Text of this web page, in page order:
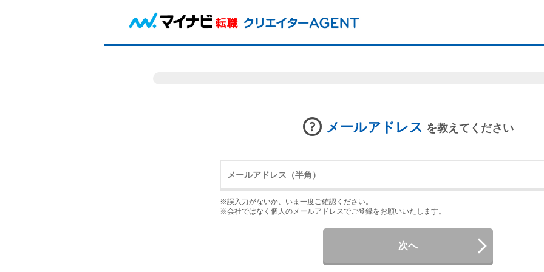
メールアドレス を教えてください
※誤入力がないか、いま一度ご確認ください。
※会社ではなく個人のメールアドレスでご登録をお願いいたします。
次へ